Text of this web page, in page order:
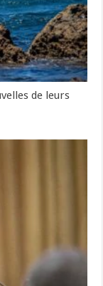
de leurs